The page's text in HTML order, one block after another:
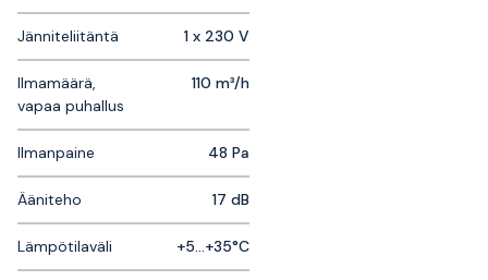
Jänniteliitäntä 1 x 230 V
Ilmamäärä,
vapaa puhallus
110 m³/h
Ilmanpaine 48 Pa
Ääniteho 17 dB
Lämpötilaväli +5...+35°C